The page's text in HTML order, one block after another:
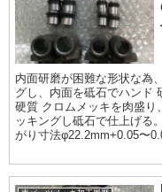
内面研磨が困難な形状な為
グし、内面を砥石でハンド
硬質 クロムメッキを肉盛り
ッキングし砥石で仕上げる
がり寸法φ22.2mm+0.05〜